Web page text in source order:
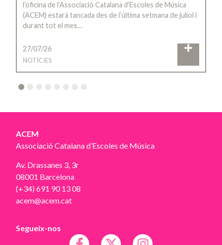
l’oficina de l’Associació Catalana d’Escoles de Música
(ACEM) estarà tancada des de l’última setmana de juliol i
durant tot el mes…
27/07/26
NOTÍCIES
4 5 6 7 8
ACEM
Associació Catalana d’Escoles de Música
Av. Drassanes 3, 3r
08001 Barcelona
(+34) 691 90 13 08
acem@acem.cat
Segueix-nos